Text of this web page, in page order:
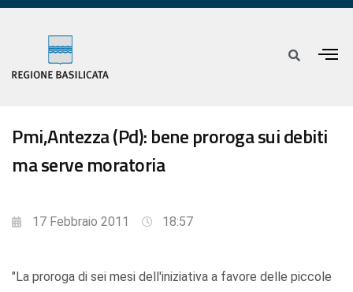
Pmi,Antezza (Pd): bene proroga sui debiti
ma serve moratoria
17 Febbraio 2011 18:57
"La proroga di sei mesi dell'iniziativa a favore delle piccole